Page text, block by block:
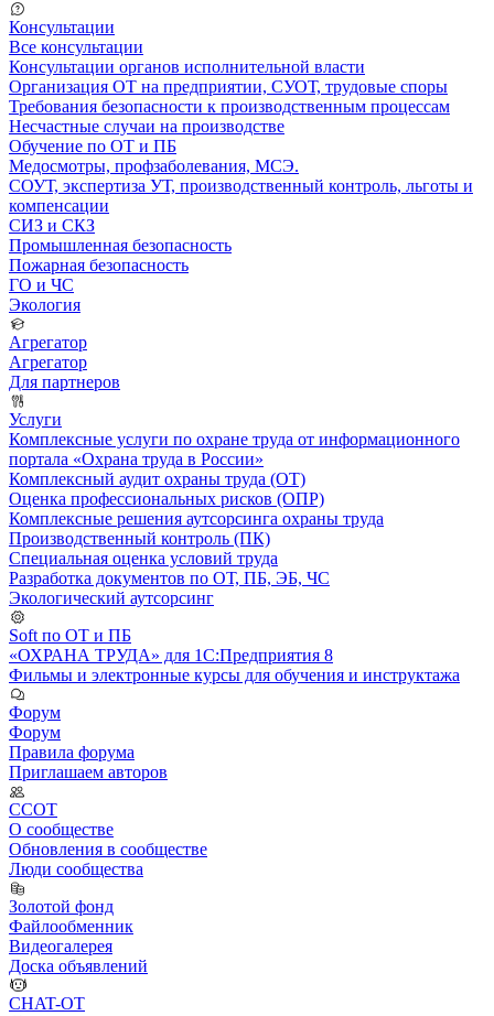
Консультации
Все консультации
Консультации органов исполнительной власти
Организация ОТ на предприятии, СУОТ, трудовые споры
Требования безопасности к производственным процессам
Несчастные случаи на производстве
Обучение по ОТ и ПБ
Медосмотры, профзаболевания, МСЭ.
СОУТ, экспертиза УТ, производственный контроль, льготы и
компенсации
СИЗ и СКЗ
Промышленная безопасность
Пожарная безопасность
ГО и ЧС
Экология
Агрегатор
Агрегатор
Для партнеров
Услуги
Комплексные услуги по охране труда от информационного
портала «Охрана труда в России»
Комплексный аудит охраны труда (ОТ)
Оценка профессиональных рисков (ОПР)
Комплексные решения аутсорсинга охраны труда
Производственный контроль (ПК)
Специальная оценка условий труда
Разработка документов по ОТ, ПБ, ЭБ, ЧС
Экологический аутсорсинг
Soft по ОТ и ПБ
«ОХРАНА ТРУДА» для 1С:Предприятия 8
Фильмы и электронные курсы для обучения и инструктажа
Форум
Форум
Правила форума
Приглашаем авторов
ССОТ
О сообществе
Обновления в сообществе
Люди сообщества
Золотой фонд
Файлообменник
Видеогалерея
Доска объявлений
CHAT-OT